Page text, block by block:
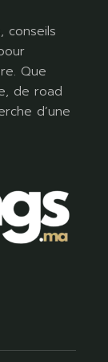
conseils
Que
de road
d’une